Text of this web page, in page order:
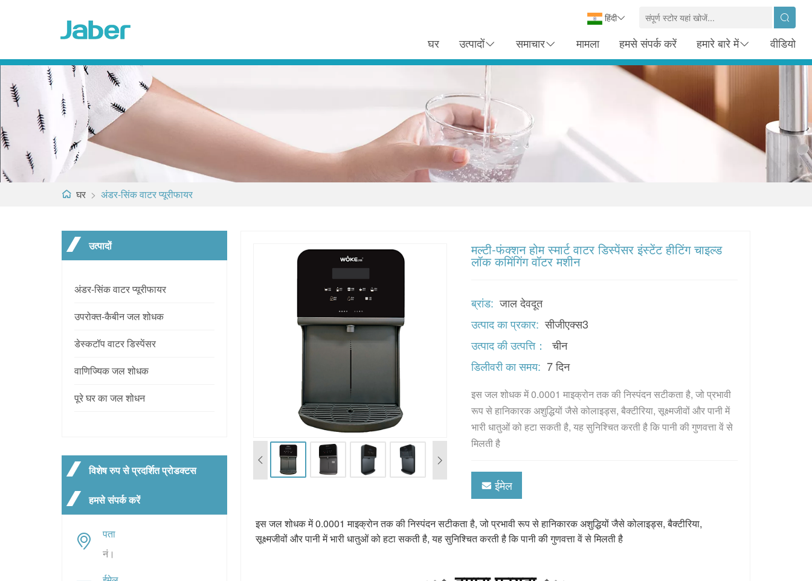
हिंदी
घर उत्पादों समाचार मामला हमसे संपर्क करें हमारे बारे में वीडियो
घर > अंडर-सिंक वाटर प्यूरीफायर
उत्पादों
अंडर-सिंक वाटर प्यूरीफायर
उपरोक्त-कैबीन जल शोधक
डेस्कटॉप वाटर डिस्पेंसर
वाणिज्यिक जल शोधक
पूरे घर का जल शोधन
विशेष रुप से प्रदर्शित प्रोडक्टस
हमसे संपर्क करें
पता
नं।
मल्टी-फंक्शन होम स्मार्ट वाटर डिस्पेंसर इंस्टेंट हीटिंग चाइल्ड
लॉक कमिंगिंग वॉटर मशीन
ब्रांड: जाल देवदूत
उत्पाद का प्रकार: सीजीएक्स3
उत्पाद की उत्पत्ति：
चीन
डिलीवरी का समय: 7 दिन
इस जल शोधक में 0.0001 माइक्रोन तक की निस्पंदन सटीकता है, जो प्रभावी
रूप से हानिकारक अशुद्धियों जैसे कोलाइड्स, बैक्टीरिया, सूक्ष्मजीवों और पानी में
भारी धातुओं को हटा सकती है, यह सुनिश्चित करती है कि पानी की गुणवत्ता वें से
मिलती है
ईमेल
इस जल शोधक में 0.0001 माइक्रोन तक की निस्पंदन सटीकता है, जो प्रभावी रूप से हानिकारक अशुद्धियों जैसे कोलाइड्स, बैक्टीरिया,
सूक्ष्मजीवों और पानी में भारी धातुओं को हटा सकती है, यह सुनिश्चित करती है कि पानी की गुणवत्ता वें से मिलती है